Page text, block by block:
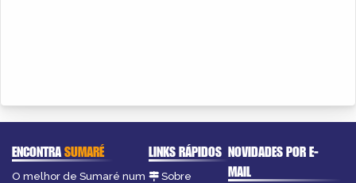
ENCONTRASUMARÉ
O melhor de Sumaré num
LINKS RÁPIDOS
Sobre
NOVIDADES POR E-
MAIL